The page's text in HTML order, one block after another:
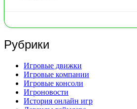
Рубрики
Игровые движки
Игровые компании
Игровые консоли
Игроновости
История онлайн игр